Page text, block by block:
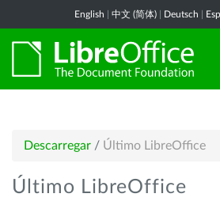
English 中文 (简体) Deutsch
Descarregar / Último LibreOffice
Último LibreOffice